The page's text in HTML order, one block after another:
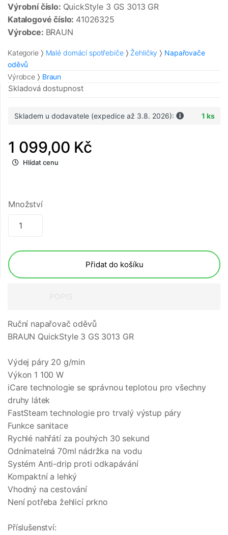
Výrobní číslo: QuickStyle 3 GS 3013 GR
Katalogové číslo: 41026325
Výrobce: BRAUN
Kategorie Malé domácí spotřebiče Žehličky
Napařovače
oděvů
Výrobce
Braun
Skladová dostupnost
Skladem u dodavatele (expedice až 3.8. 2026): 1 ks
1 099,00 Kč
Hlídat cenu
Množství
Přidat do košíku
Ruční napařovač oděvů
BRAUN QuickStyle 3 GS 3013 GR
Výdej páry 20 g/min
Výkon 1 100 W
iCare technologie se správnou teplotou pro všechny
druhy látek
FastSteam technologie pro trvalý výstup páry
Funkce sanitace
Rychlé nahřátí za pouhých 30 sekund
Odnímatelná 70ml nádržka na vodu
Systém Anti-drip proti odkapávání
Kompaktní a lehký
Vhodný na cestování
Není potřeba žehlicí prkno
Příslušenství: